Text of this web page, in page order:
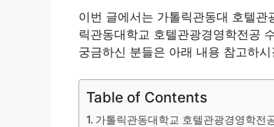
이번 글에서는 가톨릭관동대 호텔
릭관동대학교 호텔관광경영학전공
궁금하신 분들은 아래 내용 참고하
Table of Contents
가톨릭관동대학교 호텔관광경영학전